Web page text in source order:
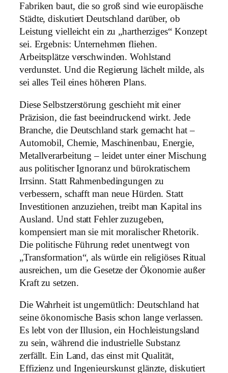
Fabriken baut, die so groß sind wie europäische
Städte, diskutiert Deutschland darüber, ob
Leistung vielleicht ein zu „hartherziges“ Konzept
sei. Ergebnis: Unternehmen fliehen.
Arbeitsplätze verschwinden. Wohlstand
verdunstet. Und die Regierung lächelt milde, als
sei alles Teil eines höheren Plans.
Diese Selbstzerstörung geschieht mit einer
Präzision, die fast beeindruckend wirkt. Jede
Branche, die Deutschland stark gemacht hat –
Automobil, Chemie, Maschinenbau, Energie,
Metallverarbeitung – leidet unter einer Mischung
aus politischer Ignoranz und bürokratischem
Irrsinn. Statt Rahmenbedingungen zu
verbessern, schafft man neue Hürden. Statt
Investitionen anzuziehen, treibt man Kapital ins
Ausland. Und statt Fehler zuzugeben,
kompensiert man sie mit moralischer Rhetorik.
Die politische Führung redet unentwegt von
„Transformation“, als würde ein religiöses Ritual
ausreichen, um die Gesetze der Ökonomie außer
Kraft zu setzen.
Die Wahrheit ist ungemütlich: Deutschland hat
seine ökonomische Basis schon lange verlassen.
Es lebt von der Illusion, ein Hochleistungsland
zu sein, während die industrielle Substanz
zerfällt. Ein Land, das einst mit Qualität,
Effizienz und Ingenieurskunst glänzte, diskutiert